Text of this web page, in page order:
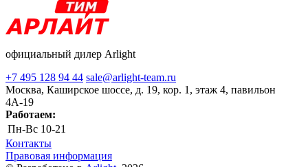
официальный дилер Arlight
+7 495 128 94 44 sale@arlight-team.ru
Москва, Каширское шоссе, д. 19, кор. 1, этаж 4, павильон
4А-19
Работаем:
Пн-Вс 10-21
Контакты
Правовая информация